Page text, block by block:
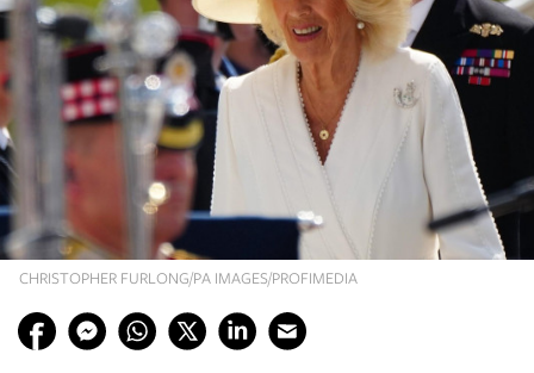
CHRISTOPHER FURLONG/PA IMAGES/PROFIMEDIA